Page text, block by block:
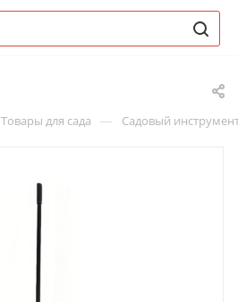
Товары для сада — Садовый